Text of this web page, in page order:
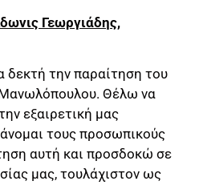
Γεωργιάδης,
δεκτή την παραίτηση του
Θέλω να
εξαιρετική μας
τους προσωπικούς
αυτή και προσδοκώ σε
μας, τουλάχιστον ως